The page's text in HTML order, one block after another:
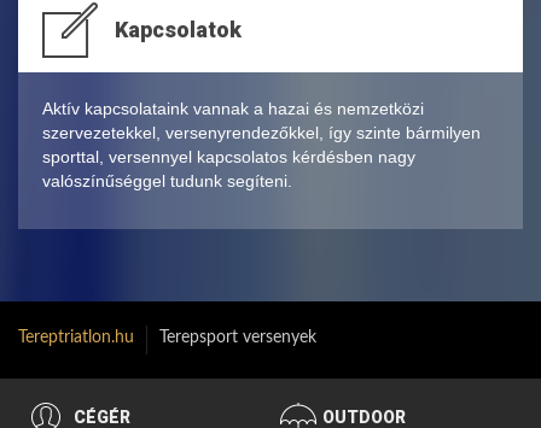
Kapcsolatok
Aktív kapcsolataink vannak a hazai és nemzetközi
szervezetekkel, versenyrendezőkkel, így szinte bármilyen
sporttal, versennyel kapcsolatos kérdésben nagy
valószínűséggel tudunk segíteni.
Tereptriatlon.hu Terepsport versenyek
CÉGÉR OUTDOOR